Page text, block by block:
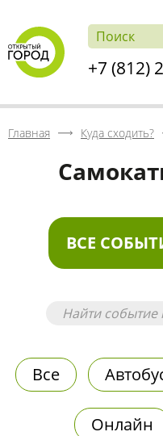
+7 (812)
Главная Куда сходить?
ВСЕ
Все
Онлайн